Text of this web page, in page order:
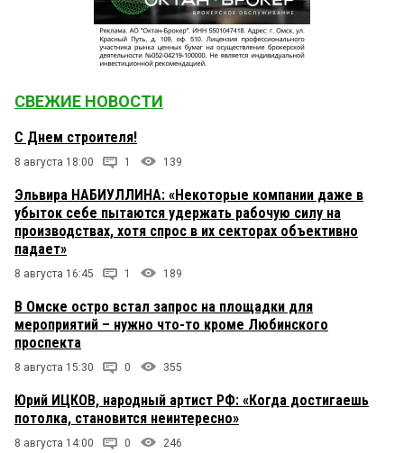
СВЕЖИЕ НОВОСТИ
С Днем строителя!
8 августа 18:00 1 139
Эльвира НАБИУЛЛИНА: «Некоторые компании даже в
убыток себе пытаются удержать рабочую силу на
производствах, хотя спрос в их секторах объективно
падает»
8 августа 16:45 1 189
В Омске остро встал запрос на площадки для
мероприятий – нужно что-то кроме Любинского
проспекта
8 августа 15:30 0 355
Юрий ИЦКОВ, народный артист РФ: «Когда достигаешь
потолка, становится неинтересно»
8 августа 14:00 0 246